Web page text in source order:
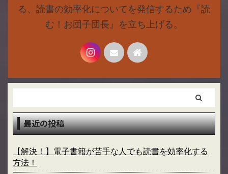
る、読書の効率化についてを発信するため『読
む！お団子団長』を立ち上げる。
最近の投稿
【解決！】電子書籍が苦手な人でも読書を効率化する
方法！